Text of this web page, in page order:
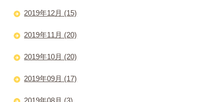
2019年12月 (15)
2019年11月 (20)
2019年10月 (20)
2019年09月 (17)